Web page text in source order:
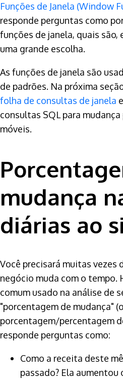
Funções de Janela (Window
responde perguntas como
funções de janela, quais são,
uma grande escolha.
As funções de janela são
de padrões. Na próxima
folha de consultas de janela
consultas SQL para
móveis.
mudança
diárias ao
Você precisará muitas vezes
negócio muda com o tempo.
comum usado na análise de
"porcentagem de mudança"
porcentagem/percentagem
responde perguntas como:
Como a receita deste
passado? Ela aumentou